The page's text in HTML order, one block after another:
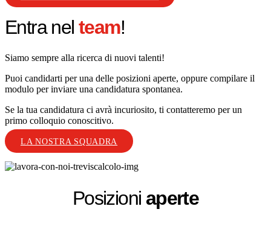
Entra nel team!
Siamo sempre alla ricerca di nuovi talenti!
Puoi candidarti per una delle posizioni aperte, oppure compilare il
modulo per inviare una candidatura spontanea.
Se la tua candidatura ci avrà incuriosito, ti contatteremo per un
primo colloquio conoscitivo.
LA NOSTRA SQUADRA
Posizioni aperte